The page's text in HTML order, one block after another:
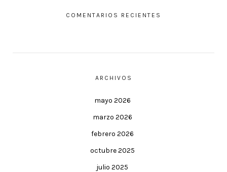
COMENTARIOS RECIENTES
ARCHIVOS
mayo 2026
marzo 2026
febrero 2026
octubre 2025
julio 2025